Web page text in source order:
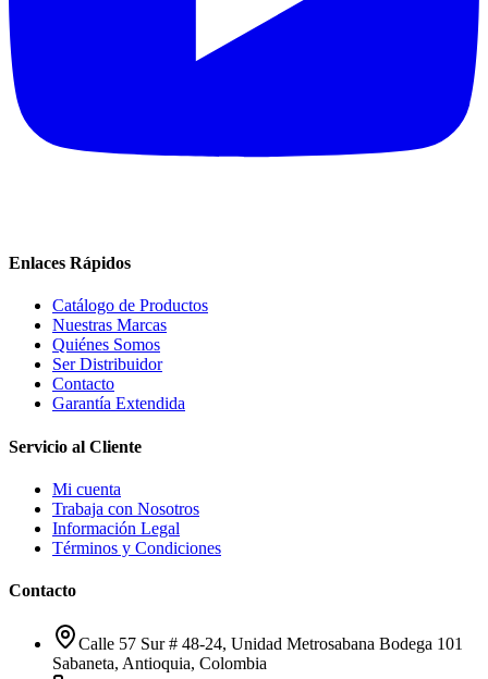
Enlaces Rápidos
Catálogo de Productos
Nuestras Marcas
Quiénes Somos
Ser Distribuidor
Contacto
Garantía Extendida
Servicio al Cliente
Mi cuenta
Trabaja con Nosotros
Información Legal
Términos y Condiciones
Contacto
Calle 57 Sur # 48-24, Unidad Metrosabana Bodega 101
Sabaneta, Antioquia, Colombia